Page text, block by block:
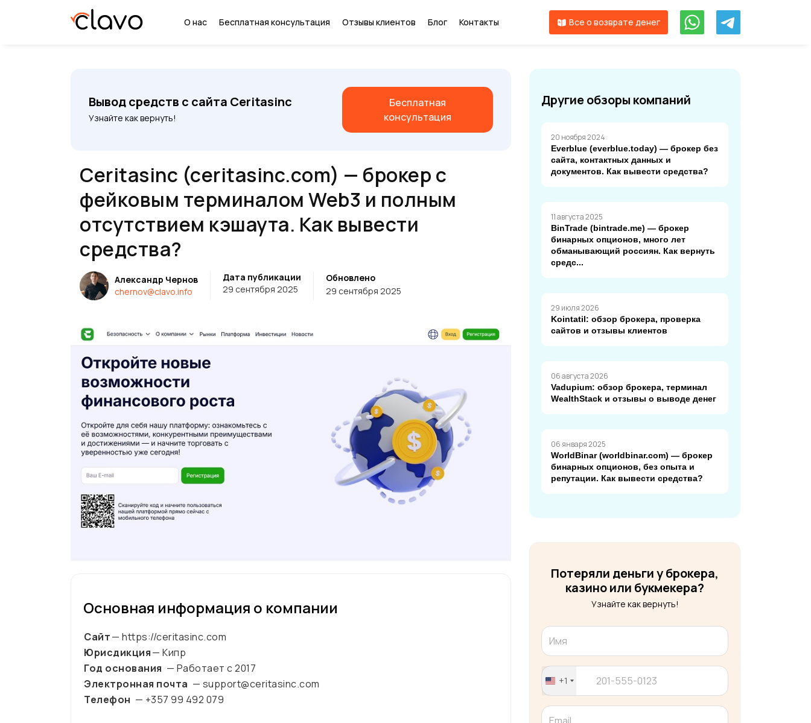
О нас Бесплатная консультация Отзывы клиентов Блог Контакты Все о возврате денег
Вывод средств с сайта Ceritasinc
Узнайте как вернуть!
Бесплатная
консультация
Ceritasinc (ceritasinc.com) — брокер с
фейковым терминалом Web3 и полным
отсутствием кэшаута. Как вывести
средства?
Александр Чернов
chernov@clavo.info
Дата публикации
29 сентября 2025
Обновлено
29 сентября 2025
Основная информация о компании
Сайт— https://ceritasinc.com
Юрисдикция— Кипр
Год основания — Работает с2017
Электронная почта — support@ceritasinc.com
Телефон — +357 99 492 079
Другие обзоры компаний
20 ноября 2024
Everblue (everblue.today) — брокер без
сайта, контактных данных и
документов. Как вывести средства?
11 августа 2025
BinTrade (bintrade.me) — брокер
бинарных опционов, много лет
обманывающий россиян. Как вернуть
средс...
29 июля 2026
Kointatil: обзор брокера, проверка
сайтов и отзывы клиентов
06 августа 2026
Vadupium: обзор брокера, терминал
WealthStack и отзывы о выводе денег
06 января 2025
WorldBinar (worldbinar.com) — брокер
бинарных опционов, без опыта и
репутации. Как вывести средства?
Потеряли деньги у брокера,
казино или букмекера?
Узнайте как вернуть!
United
States
+1
+1